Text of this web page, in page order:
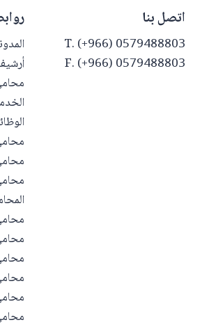
اتصل بنا
T. (+966) 0579488803
F. (+966) 0579488803